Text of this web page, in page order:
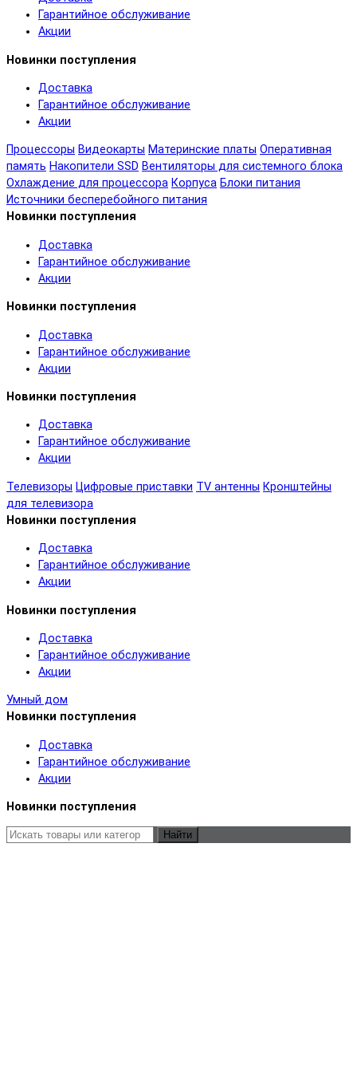
Гарантийное обслуживание
Акции
Новинки поступления
Доставка
Гарантийное обслуживание
Акции
Процессоры Видеокарты Материнские платы Оперативная
память Накопители SSD Вентиляторы для системного блока
Охлаждение для процессора Корпуса Блоки питания
Источники бесперебойного питания
Новинки поступления
Доставка
Гарантийное обслуживание
Акции
Новинки поступления
Доставка
Гарантийное обслуживание
Акции
Новинки поступления
Доставка
Гарантийное обслуживание
Акции
Телевизоры Цифровые приставки TV антенны Кронштейны
для телевизора
Новинки поступления
Доставка
Гарантийное обслуживание
Акции
Новинки поступления
Доставка
Гарантийное обслуживание
Акции
Умный дом
Новинки поступления
Доставка
Гарантийное обслуживание
Акции
Новинки поступления
Найти